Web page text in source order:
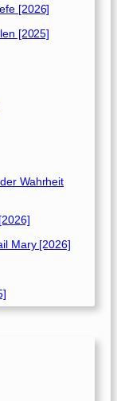
[2026]
[2025]
Wahrheit
Mary [2026]